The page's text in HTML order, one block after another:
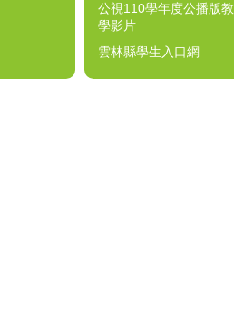
公視110學年度公播版教
學影片
雲林縣學生入口網